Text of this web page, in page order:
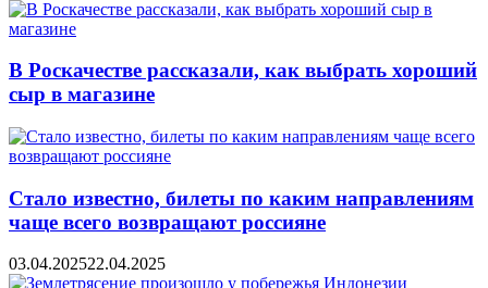
В Роскачестве рассказали, как выбрать хороший
сыр в магазине
Стало известно, билеты по каким направлениям
чаще всего возвращают россияне
03.04.202522.04.2025